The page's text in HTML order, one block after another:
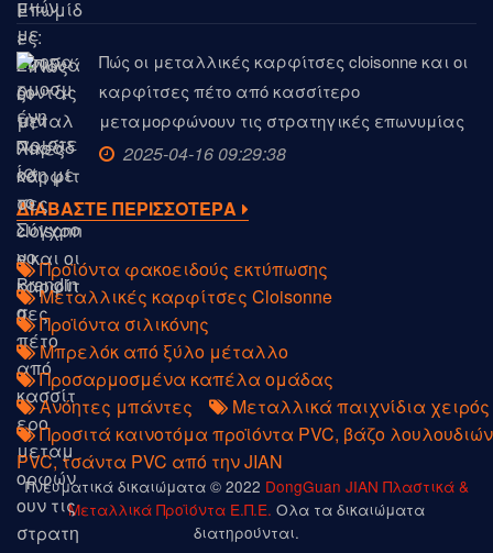
Πώς οι μεταλλικές καρφίτσες cloisonne και οι
καρφίτσες πέτο από κασσίτερο
μεταμορφώνουν τις στρατηγικές επωνυμίας
2025-04-16 09:29:38
ΔΙΑΒΑΣΤΕ ΠΕΡΙΣΣΟΤΕΡΑ
Προϊόντα φακοειδούς εκτύπωσης
Μεταλλικές καρφίτσες Cloisonne
Προϊόντα σιλικόνης
Μπρελόκ από ξύλο μέταλλο
Προσαρμοσμένα καπέλα ομάδας
Ανόητες μπάντες
Μεταλλικά παιχνίδια χειρός
Προσιτά καινοτόμα προϊόντα PVC, βάζο λουλουδιών
PVC, τσάντα PVC από την JIAN
Πνευματικά δικαιώματα © 2022 DongGuan JIAN Πλαστικά &
Μεταλλικά Προϊόντα Ε.Π.Ε. Ολα τα δικαιώματα
διατηρούνται.